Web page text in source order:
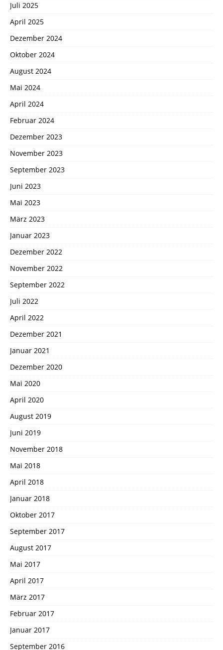
Juli 2025
April 2025
Dezember 2024
Oktober 2024
August 2024
Mai 2024
April 2024
Februar 2024
Dezember 2023
November 2023
September 2023
Juni 2023
Mai 2023
März 2023
Januar 2023
Dezember 2022
November 2022
September 2022
Juli 2022
April 2022
Dezember 2021
Januar 2021
Dezember 2020
Mai 2020
April 2020
August 2019
Juni 2019
November 2018
Mai 2018
April 2018
Januar 2018
Oktober 2017
September 2017
August 2017
Mai 2017
April 2017
März 2017
Februar 2017
Januar 2017
September 2016